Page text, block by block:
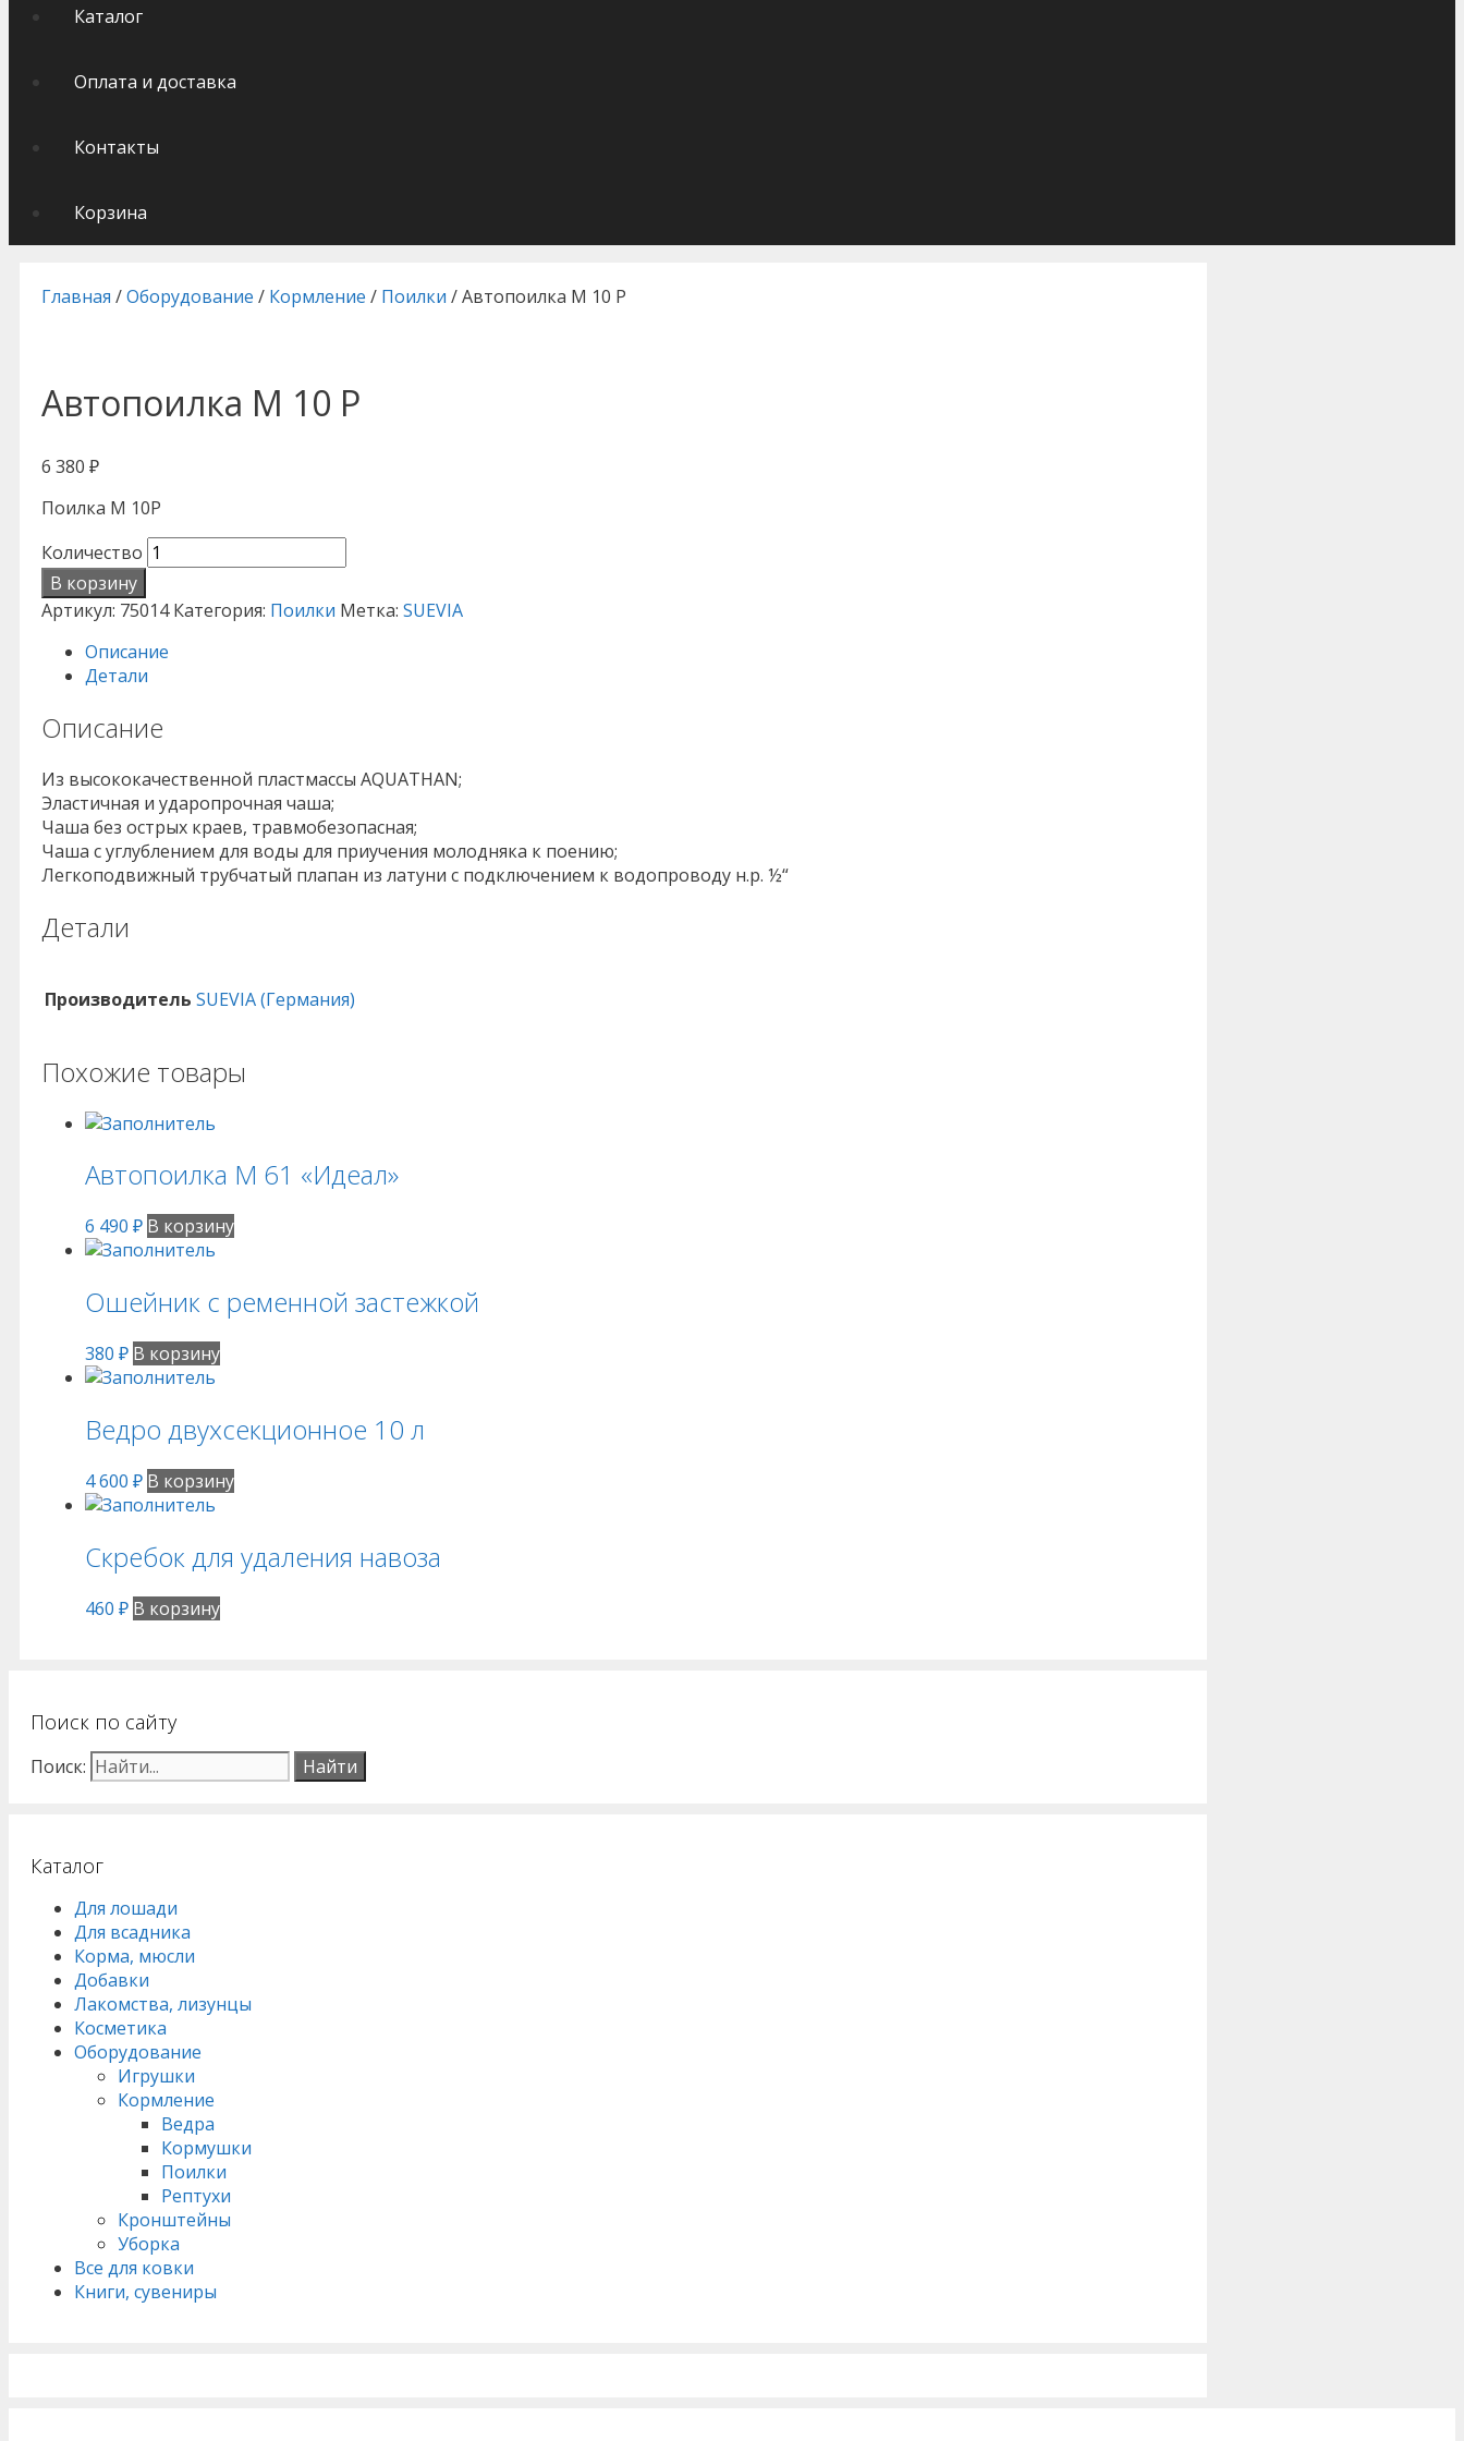
Каталог
Оплата и доставка
Контакты
Корзина
Главная /Оборудование / Кормление / Поилки / Автопоилка М 10 Р
Автопоилка М 10 Р
6 380 ₽
Поилка М 10Р
Количество
В корзину
Артикул: 75014 Категория: Поилки Метка: SUEVIA
Описание
Детали
Описание
Из высококачественной пластмассы AQUATHAN;
Эластичная и ударопрочная чаша;
Чаша без острых краев, травмобезопасная;
Чаша с углублением для воды для приучения молодняка к поению;
Легкоподвижный трубчатый плапан из латуни с подключением к водопроводу н.р. ½“
Детали
Производитель SUEVIA (Германия)
Похожие товары
Автопоилка М 61 «Идеал»
6 490 ₽ В корзину
Ошейник с ременной застежкой
380 ₽ В корзину
Ведро двухсекционное 10 л
4 600 ₽ В корзину
Скребок для удаления навоза
460 ₽ В корзину
Поиск по сайту
Поиск:
Каталог
Для лошади
Для всадника
Корма, мюсли
Добавки
Лакомства, лизунцы
Косметика
Оборудование
Игрушки
Кормление
Ведра
Кормушки
Поилки
Рептухи
Кронштейны
Уборка
Все для ковки
Книги, сувениры